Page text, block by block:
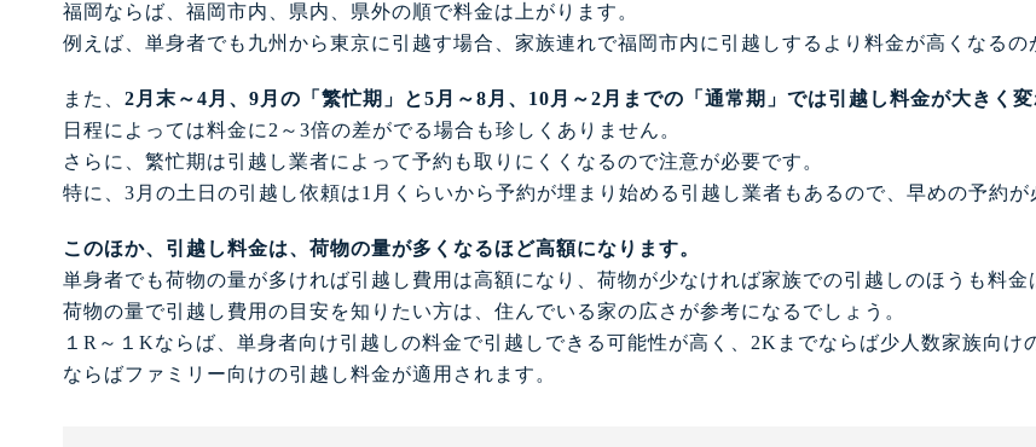
福岡ならば、福岡市内、県内、県外の順で料金は上がります。
例えば、単身者でも九州から東京に引越す場合、家族連れで福岡市内に引越しするより料金が高くなるの
また、 2月末～4月、9月の「繁忙期」と5月～8月、10月～2月までの「通常期」では引越し料金が大きく変
日程によっては料金に2～3倍の差がでる場合も珍しくありません。
さらに、繁忙期は引越し業者によって予約も取りにくくなるので注意が必要です。
特に、3月の土日の引越し依頼は1月くらいから予約が埋まり始める引越し業者もあるので、早めの予約が
このほか、引越し料金は、荷物の量が多くなるほど高額になります。
単身者でも荷物の量が多ければ引越し費用は高額になり、荷物が少なければ家族での引越しのほうも料金
荷物の量で引越し費用の目安を知りたい方は、住んでいる家の広さが参考になるでしょう。
１R～１Kならば、単身者向け引越しの料金で引越しできる可能性が高く、2Kまでならば少人数家族向け
ならばファミリー向けの引越し料金が適用されます。